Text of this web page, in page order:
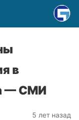
в
— СМИ
5 лет назад